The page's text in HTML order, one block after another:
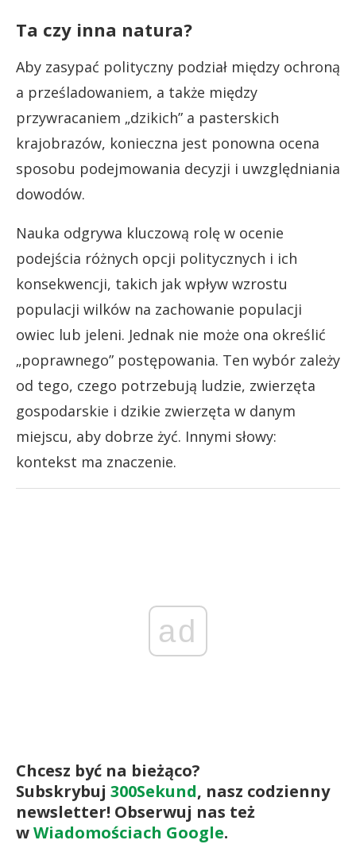
Ta czy inna natura?
Aby zasypać polityczny podział między ochroną
a prześladowaniem, a także między
przywracaniem „dzikich” a pasterskich
krajobrazów, konieczna jest ponowna ocena
sposobu podejmowania decyzji i uwzględniania
dowodów.
Nauka odgrywa kluczową rolę w ocenie
podejścia różnych opcji politycznych i ich
konsekwencji, takich jak wpływ wzrostu
populacji wilków na zachowanie populacji
owiec lub jeleni. Jednak nie może ona określić
„poprawnego” postępowania. Ten wybór zależy
od tego, czego potrzebują ludzie, zwierzęta
gospodarskie i dzikie zwierzęta w danym
miejscu, aby dobrze żyć. Innymi słowy:
kontekst ma znaczenie.
ad
Chcesz być na bieżąco?
Subskrybuj 300Sekund, nasz codzienny
newsletter! Obserwuj nas też
wWiadomościach Google.